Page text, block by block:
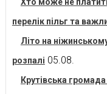
перелік пільг та
Літо на
розпалі 05.08.
Крутівська